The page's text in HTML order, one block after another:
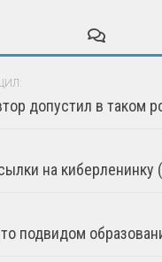
допустил в таком
на киберленинку
подвидом